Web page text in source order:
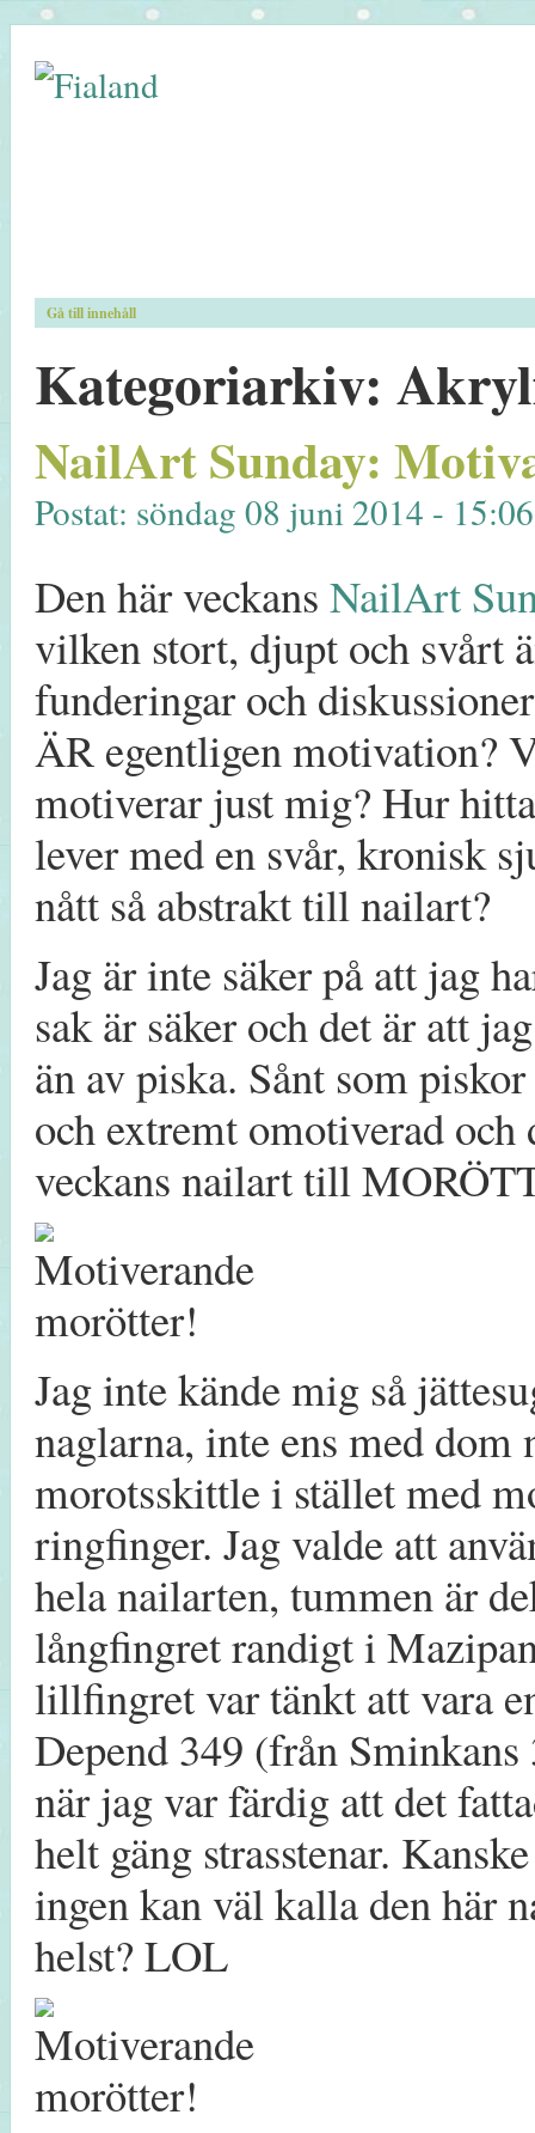
Gå till innehåll
Kategoriarkiv:
NailArt Sunday:
Postat: söndag 08 juni 2014 -
Den här veckans NailArt
vilken stort, djupt och svårt
funderingar och
ÄR egentligen motivation?
motiverar just mig? Hur
lever med en svår, kronisk
nått så abstrakt till nailart?
Jag är inte säker på att jag
sak är säker och det är att
än av piska. Sånt som
och extremt omotiverad
veckans nailart till
Jag inte kände mig så
naglarna, inte ens med dom
morotsskittle i stället med
ringfinger. Jag valde att
hela nailarten, tummen är
långfingret randigt i
lillfingret var tänkt att vara
Depend 349 (från
när jag var färdig att det
helt gäng strasstenar.
ingen kan väl kalla den här
helst? LOL